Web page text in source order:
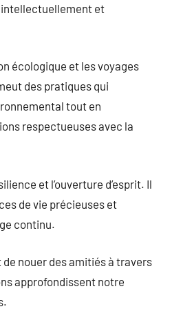
intellectuellement et
écologique et les voyages
des pratiques qui
tout en
respectueuses avec la
et l’ouverture d’esprit. Il
de vie précieuses et
continu.
nouer des amitiés à travers
approfondissent notre